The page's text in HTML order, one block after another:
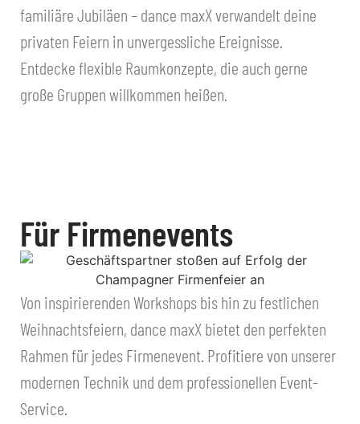
familiäre Jubiläen – dance maxX verwandelt deine
privaten Feiern in unvergessliche Ereignisse.
Entdecke flexible Raumkonzepte, die auch gerne
große Gruppen willkommen heißen.
Für Firmenevents
Von inspirierenden Workshops bis hin zu festlichen
Weihnachtsfeiern, dance maxX bietet den perfekten
Rahmen für jedes Firmenevent. Profitiere von unserer
modernen Technik und dem professionellen Event-
Service.